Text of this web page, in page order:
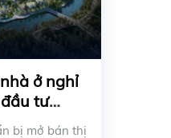
ở nghỉ
tư
bị mở bán thị